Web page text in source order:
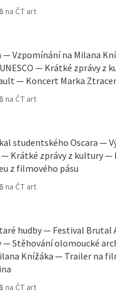
na ČT art
— Vzpomínání na Milana
— Krátké zprávy z
— Koncert Marka
na ČT art
studentského Oscara —
Krátké zprávy z kultury —
z filmového pásu
na ČT art
hudby — Festival Brutal
— Stěhování olomoucké
Knížáka — Trailer na
na ČT art